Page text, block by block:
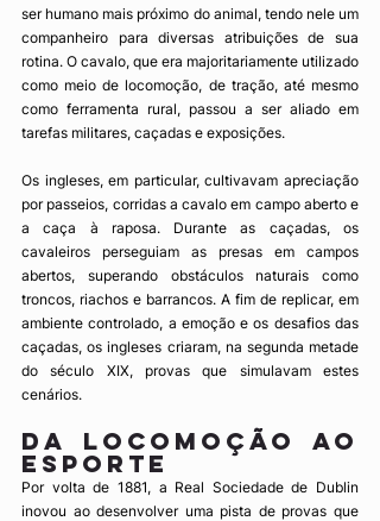
ser humano mais próximo do animal, tendo nele um
companheiro para diversas atribuições de sua
rotina. O cavalo, que era majoritariamente utilizado
como meio de locomoção, de tração, até mesmo
como ferramenta rural, passou a ser aliado em
tarefas militares, caçadas e exposições.
Os ingleses, em particular, cultivavam apreciação
por passeios, corridas a cavalo em campo aberto e
a caça à raposa. Durante as caçadas, os
cavaleiros perseguiam as presas em campos
abertos, superando obstáculos naturais como
troncos, riachos e barrancos. A fim de replicar, em
ambiente controlado, a emoção e os desafios das
caçadas, os ingleses criaram, na segunda metade
do século XIX, provas que simulavam estes
cenários.
Da locomoção ao
esporte
Por volta de 1881, a Real Sociedade de Dublin
inovou ao desenvolver uma pista de provas que